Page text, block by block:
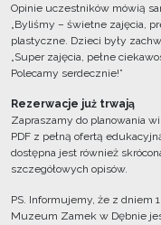
Opinie uczestników mówią
„Byliśmy – świetne zajęcia,
plastyczne. Dzieci były
„Super zajęcia, pełne
Polecamy serdecznie!”
Rezerwacje już trwają
Zapraszamy do planowania
PDF z pełną ofertą
dostępna jest również
szczegółowych opisów.
PS. Informujemy, że z dniem
Muzeum Zamek w Dębnie